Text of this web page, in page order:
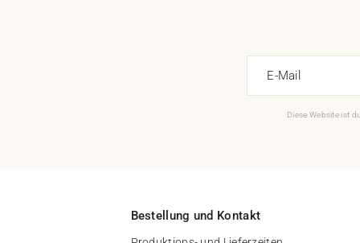
E-Mail
Diese Website ist
Bestellung und Kontakt